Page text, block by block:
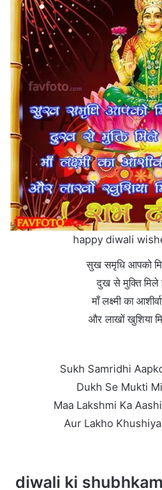
happy diwali
सुख समृधि आपको
दुख से मुक्ति मिले
माँ लक्ष्मी का
और लाखों खुशिया
Sukh Samridhi
Dukh Se Mukti
Maa Lakshmi Ka
Aur Lakho
diwali ki